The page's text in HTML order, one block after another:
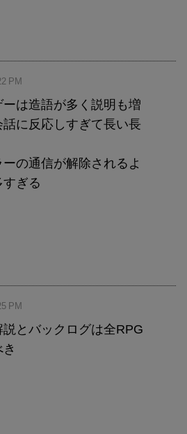
PM
は造語が多く説明も増
話に反応しすぎて長い長
の通信が解除されるよ
すぎる
PM
説とバックログは全RPG